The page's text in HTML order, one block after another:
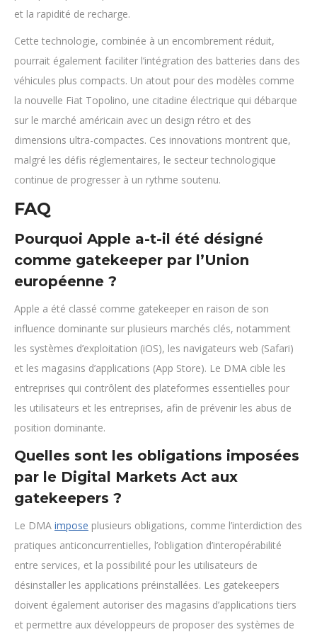
et la rapidité de recharge.
Cette technologie, combinée à un encombrement réduit,
pourrait également faciliter l’intégration des batteries dans des
véhicules plus compacts. Un atout pour des modèles comme
la nouvelle Fiat Topolino, une citadine électrique qui débarque
sur le marché américain avec un design rétro et des
dimensions ultra-compactes. Ces innovations montrent que,
malgré les défis réglementaires, le secteur technologique
continue de progresser à un rythme soutenu.
FAQ
Pourquoi Apple a-t-il été désigné
comme gatekeeper par l’Union
européenne ?
Apple a été classé comme gatekeeper en raison de son
influence dominante sur plusieurs marchés clés, notamment
les systèmes d’exploitation (iOS), les navigateurs web (Safari)
et les magasins d’applications (App Store). Le DMA cible les
entreprises qui contrôlent des plateformes essentielles pour
les utilisateurs et les entreprises, afin de prévenir les abus de
position dominante.
Quelles sont les obligations imposées
par le Digital Markets Act aux
gatekeepers ?
Le DMA impose plusieurs obligations, comme l’interdiction des
pratiques anticoncurrentielles, l’obligation d’interopérabilité
entre services, et la possibilité pour les utilisateurs de
désinstaller les applications préinstallées. Les gatekeepers
doivent également autoriser des magasins d’applications tiers
et permettre aux développeurs de proposer des systèmes de